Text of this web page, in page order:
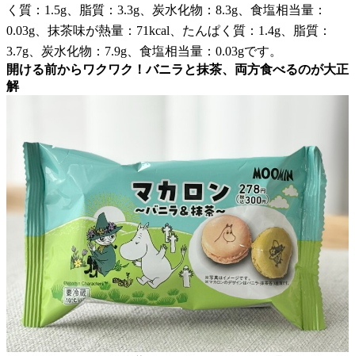
く質：1.5g、脂質：3.3g、炭水化物：8.3g、食塩相当量：
0.03g、抹茶味が熱量：71kcal、たんぱく質：1.4g、脂質：
3.7g、炭水化物：7.9g、食塩相当量：0.03gです。
開ける前からワクワク！バニラと抹茶、両方食べるのが大正
解